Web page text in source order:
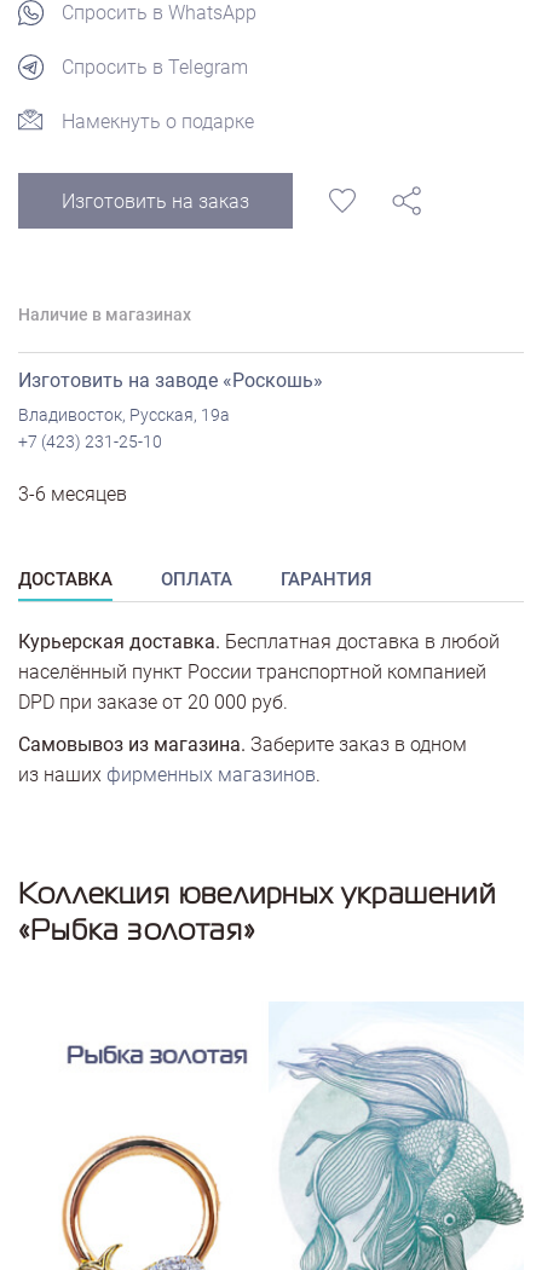
Спросить в WhatsApp
Спросить в Telegram
Намекнуть о подарке
Изготовить на заказ
Наличие в магазинах
Изготовить на заводе «Роскошь»
Владивосток, Русская, 19а
+7 (423) 231-25-10
3-6 месяцев
ДОСТАВКА ОПЛАТА ГАРАНТИЯ
Курьерская доставка. Бесплатная доставка в любой
населённый пункт России транспортной компанией
DPD при заказе от 20 000 руб.
Самовывоз из магазина. Заберите заказ в одном
из наших фирменных магазинов.
Коллекция ювелирных украшений
«Рыбка золотая»